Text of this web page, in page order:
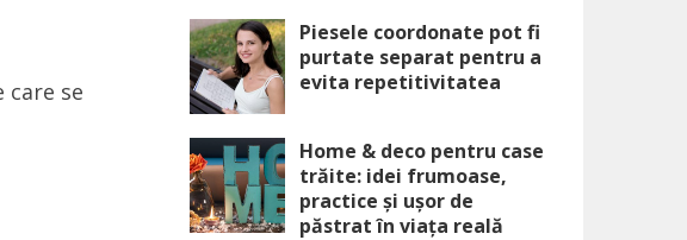
care se
Piesele coordonate pot fi
purtate separat pentru a
evita repetitivitatea
Home & deco pentru case
trăite: idei frumoase,
practice și ușor de
păstrat în viața reală